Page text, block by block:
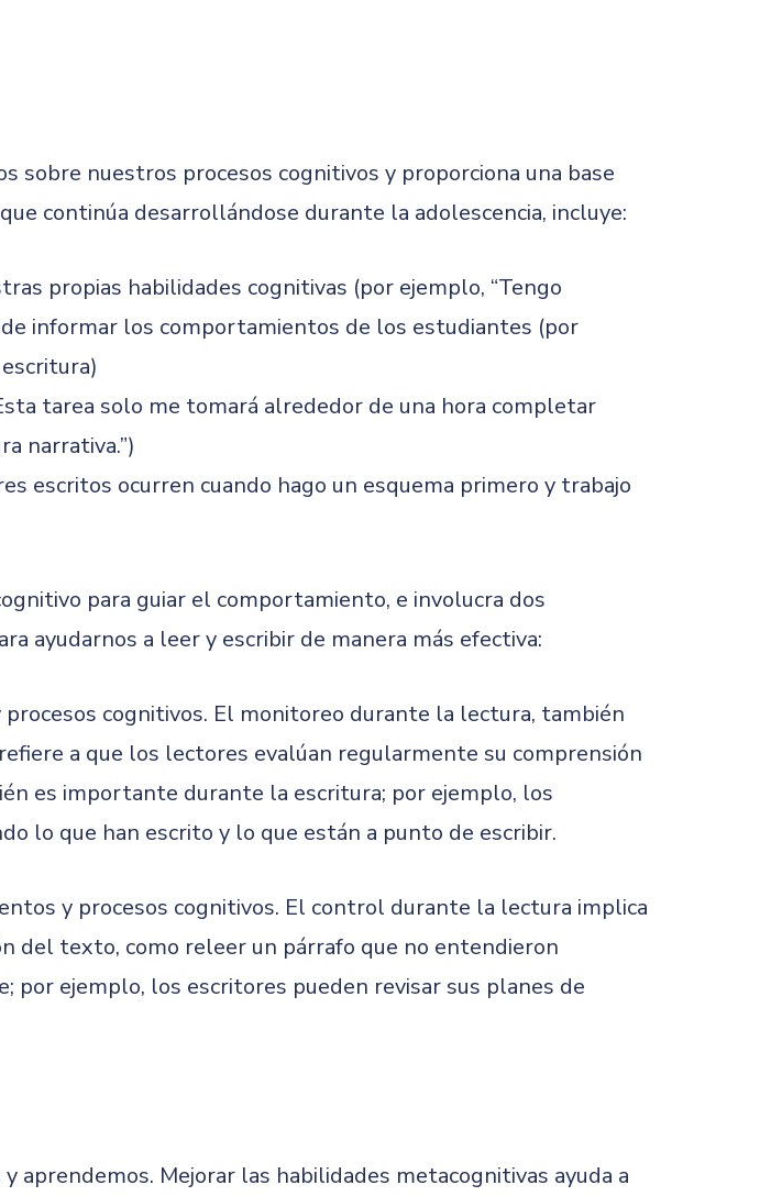
sobre nuestros procesos cognitivos y proporciona una base
continúa desarrollándose durante la adolescencia, incluye:
propias habilidades cognitivas (por ejemplo, “Tengo
informar los comportamientos de los estudiantes (por
tarea solo me tomará alrededor de una hora completar
narrativa.”)
escritos ocurren cuando hago un esquema primero y trabajo
para guiar el comportamiento, e involucra dos
ayudarnos a leer y escribir de manera más efectiva:
cognitivos. El monitoreo durante la lectura, también
a que los lectores evalúan regularmente su comprensión
es importante durante la escritura; por ejemplo, los
lo que han escrito y lo que están a punto de escribir.
y procesos cognitivos. El control durante la lectura implica
del texto, como releer un párrafo que no entendieron
ejemplo, los escritores pueden revisar sus planes de
aprendemos. Mejorar las habilidades metacognitivas ayuda a